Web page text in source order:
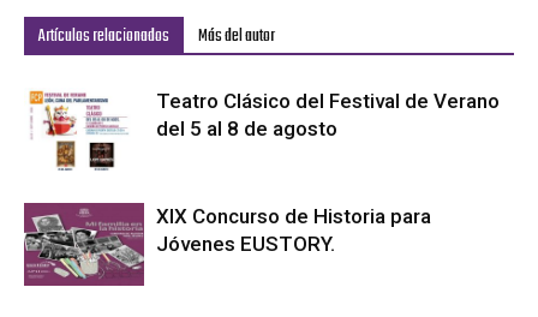
Artículos relacionados Más del autor
Teatro Clásico del Festival de Verano
del 5 al 8 de agosto
XIX Concurso de Historia para
Jóvenes EUSTORY.